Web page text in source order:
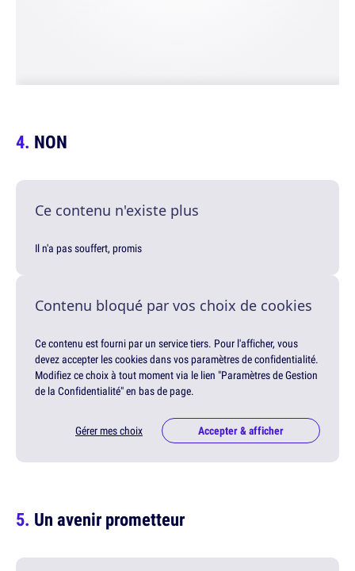
NON
Ce contenu n'existe plus
Il n'a pas souffert, promis
Contenu bloqué par vos choix de cookies
Ce contenu est fourni par un service tiers. Pour l'afficher, vous
devez accepter les cookies dans vos paramètres de confidentialité.
Modifiez ce choix à tout moment via le lien "Paramètres de Gestion
de la Confidentialité" en bas de page.
Gérer mes choix Accepter & afficher
Un avenir prometteur